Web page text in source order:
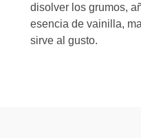
disolver los grumos,
esencia de vainilla,
sirve al gusto.